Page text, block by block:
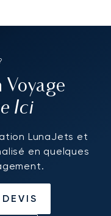
Voyage
Ici
LunaJets et
en quelques